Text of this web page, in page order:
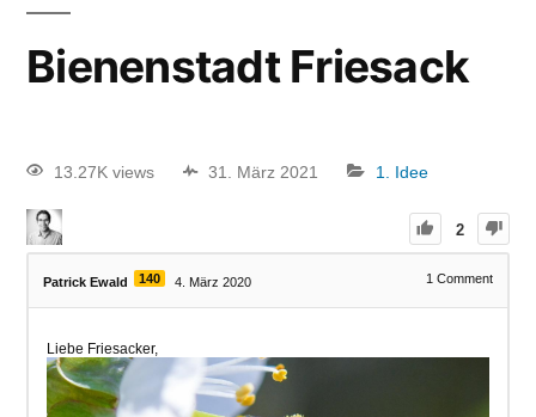
Bienenstadt Friesack
13.27K views 31. März 2021 1. Idee
2
Patrick Ewald 140 4. März 2020 1 Comment
Liebe Friesacker,